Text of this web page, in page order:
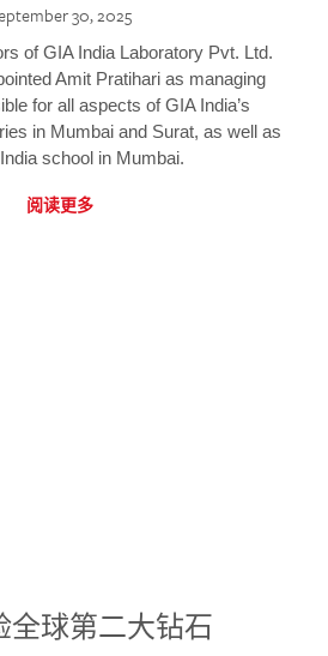
30, 2025
of GIA India Laboratory Pvt. Ltd.
Amit Pratihari as managing
for all aspects of GIA India’s
in Mumbai and Surat, as well as
school in Mumbai.
阅读更多
全球第二大钻石